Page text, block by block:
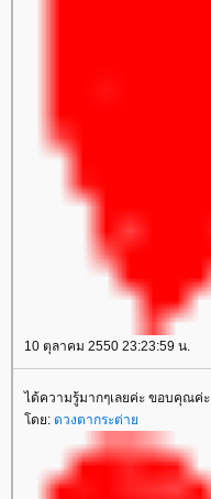
10 ตุลาคม 2550 23:23:59 น.
ได้ความรู้มากๆเลยค่ะ ขอบคุณค่ะ
ดย: ดวงตากระต่า